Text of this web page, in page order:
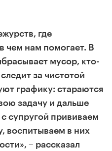
где
чем нам помогает. В
мусор, кто-
за чистотой
графику: стараются
задачу и дальше
супругой прививаем
воспитываем в них
– рассказал